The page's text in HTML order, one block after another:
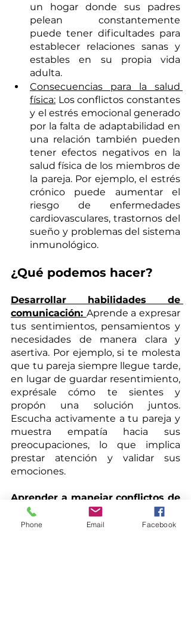
un hogar donde sus padres
pelean constantemente
puede tener dificultades para
establecer relaciones sanas y
estables en su propia vida
adulta.
Consecuencias para la salud
física: Los conflictos constantes
y el estrés emocional generado
por la falta de adaptabilidad en
una relación también pueden
tener efectos negativos en la
salud física de los miembros de
la pareja. Por ejemplo, el estrés
crónico puede aumentar el
riesgo de enfermedades
cardiovasculares, trastornos del
sueño y problemas del sistema
inmunológico.
¿Qué podemos hacer?
Desarrollar habilidades de
comunicación: Aprende a expresar
tus sentimientos, pensamientos y
necesidades de manera clara y
asertiva. Por ejemplo, si te molesta
que tu pareja siempre llegue tarde,
en lugar de guardar resentimiento,
exprésale cómo te sientes y
propón una solución juntos.
Escucha activamente a tu pareja y
muestra empatía hacia sus
preocupaciones, lo que implica
prestar atención y validar sus
emociones.
Aprender a manejar conflictos de
manera constructiva:
En lugar de
evitar o enfrentar agresivamente
Phone Email Facebook